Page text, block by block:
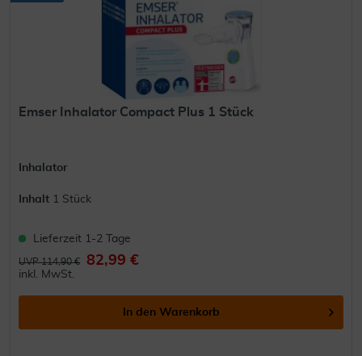
Emser Inhalator Compact Plus 1 Stück
Inhalator
Inhalt 1 Stück
Lieferzeit 1-2 Tage
UVP 114,90 € 82,99 €
inkl. MwSt.
In den Warenkorb